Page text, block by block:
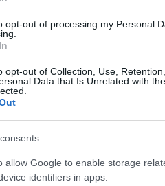
opt-out of processing my Personal
opt-out of Collection, Use,
Data that Is Unrelated with
allow Google to enable storage
identifiers in apps.
είχε πολύ καλή παρουσία
Πρωτάθλημα